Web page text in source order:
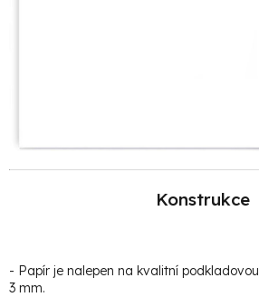
Konstrukce
- Papír je nalepen na kvalitní podkladovou
3 mm.